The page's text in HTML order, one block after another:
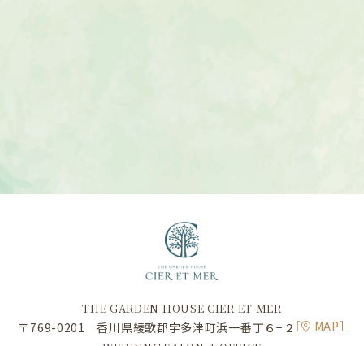
THE GARDEN HOUSE CIER ET MER
〒769-0201 香川県綾歌郡宇多津町浜一番丁６−２ ［ MAP］